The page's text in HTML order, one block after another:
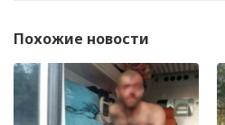
Похожие новости